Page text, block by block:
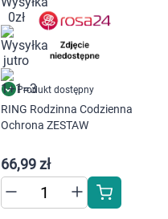
Produkt dostępny
RING Rodzinna Codzienna
Ochrona ZESTAW
66,99 zł